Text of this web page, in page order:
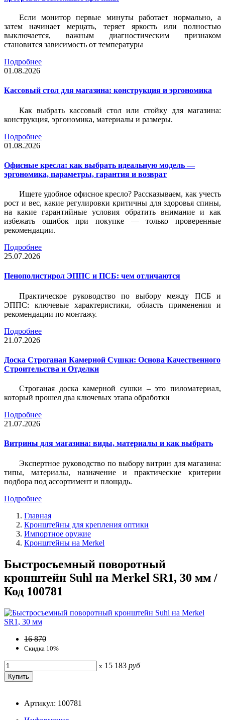
Если монитор первые минуты работает нормально, а
затем начинает мерцать, теряет яркость или полностью
выключается, важным диагностическим признаком
становится зависимость от температуры
Подробнее
01.08.2026
Кассовый стол для магазина: конструкция и эргономика
Как выбрать кассовый стол или стойку для магазина:
конструкция, эргономика, материалы и размеры.
Подробнее
01.08.2026
Офисные кресла: как выбрать идеальную модель —
эргономика, параметры, гарантия и возврат
Ищете удобное офисное кресло? Рассказываем, как учесть
рост и вес, какие регулировки критичны для здоровья спины,
на какие гарантийные условия обратить внимание и как
избежать ошибок при покупке — только проверенные
рекомендации.
Подробнее
25.07.2026
Пенополистирол ЭППС и ПСБ: чем отличаются
Практическое руководство по выбору между ПСБ и
ЭППС: ключевые характеристики, область применения и
рекомендации по монтажу.
Подробнее
21.07.2026
Доска Строганая Камерной Сушки: Основа Качественного
Строительства и Отделки
Строганая доска камерной сушки – это пиломатериал,
который прошел два ключевых этапа обработки
Подробнее
21.07.2026
Витрины для магазина: виды, материалы и как выбрать
Экспертное руководство по выбору витрин для магазина:
типы, материалы, назначение и практические критерии
подбора под ассортимент и площадь.
Подробнее
Главная
Кронштейны для крепления оптики
Импортное оружие
Кронштейны на Merkel
Быстросъемный поворотный
кронштейн Suhl на Merkel SR1, 30 мм /
Код 100781
16 870
Скидка 10%
x 15 183 руб
Артикул: 100781